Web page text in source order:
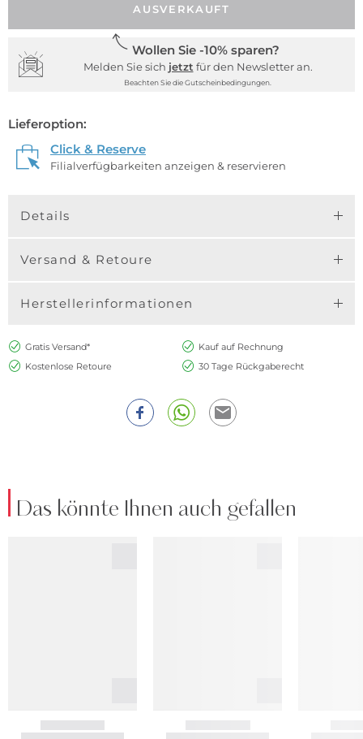
AUSVERKAUFT
Wollen Sie -10% sparen?
Melden Sie sich jetzt für den Newsletter an.
Beachten Sie die Gutscheinbedingungen.
Lieferoption:
Click & Reserve
Filialverfügbarkeiten anzeigen & reservieren
Details
Versand & Retoure
Herstellerinformationen
Gratis Versand*
Kauf auf Rechnung
Kostenlose Retoure
30 Tage Rückgaberecht
Das könnte Ihnen auch gefallen